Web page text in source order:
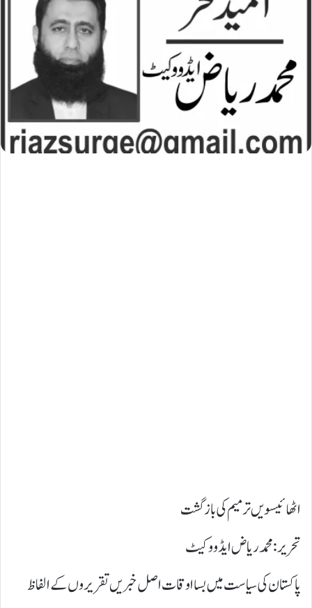
اٹھائیسویں ترمیم کی بازگشت
تحریر: محمد ریاض ایڈووکیٹ
پاکستان کی سیاست میں بسا اوقات اصل خبریں تقریروں کے الفاظ